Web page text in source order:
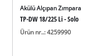
Akülü Alçıpan Zımpara
TP-DW 18/225 Li - Solo
Ürün nr..: 4259990